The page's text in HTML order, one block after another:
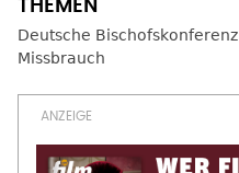
Deutsche Bischofskonferenz
Missbrauch